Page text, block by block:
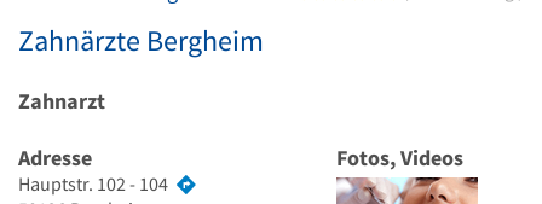
Zahnärzte Bergheim
Zahnarzt
Adresse
Hauptstr. 102 - 104
Fotos, Videos